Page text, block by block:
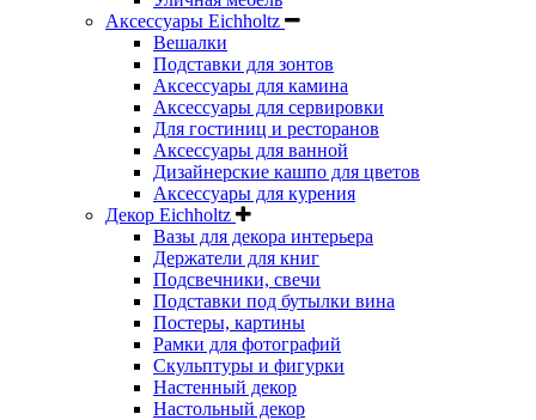
Аксессуары Eichholtz
Вешалки
Подставки для зонтов
Аксессуары для камина
Аксессуары для сервировки
Для гостиниц и ресторанов
Аксессуары для ванной
Дизайнерские кашпо для цветов
Аксессуары для курения
Декор Eichholtz
Вазы для декора интерьера
Держатели для книг
Подсвечники, свечи
Подставки под бутылки вина
Постеры, картины
Рамки для фотографий
Скульптуры и фигурки
Настенный декор
Настольный декор